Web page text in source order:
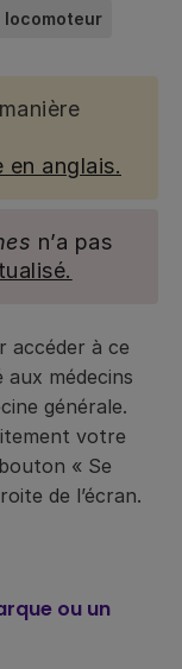
locomoteur
en anglais.
n’a pas
accéder à ce
médecins
générale.
votre
« Se
de l’écran.
ou un